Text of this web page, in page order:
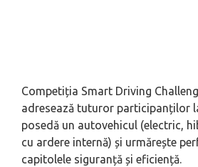
Competiția Smart Driving
adresează tuturor participanților
posedă un autovehicul (electric,
cu ardere internă) și urmărește
capitolele siguranță și eficiență.